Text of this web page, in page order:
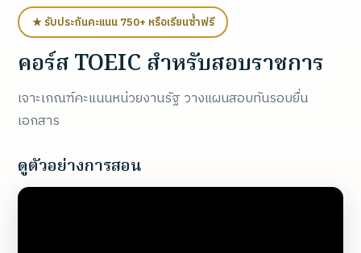
★ รับประกันคะแนน 750+ หรือเรียนซ้ำฟรี
คอร์ส TOEIC สำหรับสอบราชการ
เจาะเกณฑ์คะแนนหน่วยงานรัฐ วางแผนสอบทันรอบยื่น
เอกสาร
ดูตัวอย่างการสอน